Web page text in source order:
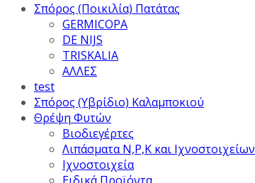
Σπόρος (Ποικιλία) Πατάτας
GERMICOPA
DE NIJS
TRISKALIA
ΑΛΛΕΣ
test
Σπόρος (Υβρίδιο) Καλαμποκιού
Θρέψη Φυτών
Βιοδιεγέρτες
Λιπάσματα Ν,Ρ,Κ και Ιχνοστοιχείων
Ιχνοστοιχεία